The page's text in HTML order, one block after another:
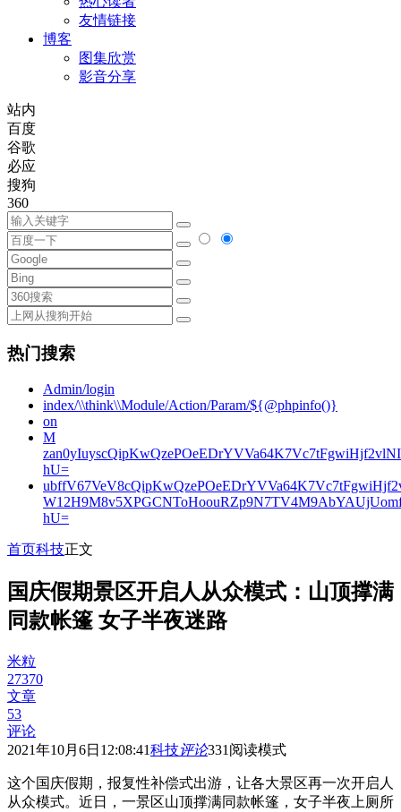
友情链接
博客
图集欣赏
影音分享
站内
百度
谷歌
必应
搜狗
360
热门搜索
Admin/login
index/\\think\\Module/Action/Param/${@phpinfo()}
on
M
hU=
hU=
首页科技正文
国庆假期景区开启人从众模式：山顶撑满
同款帐篷 女子半夜迷路
米粒
27370
文章
53
评论
2021年10月6日12:08:41科技评论331 阅读模式
这个国庆假期，报复性补偿式出游，让各大景区再一次开启人
从众模式。近日，一景区山顶撑满同款帐篷，女子半夜上厕所